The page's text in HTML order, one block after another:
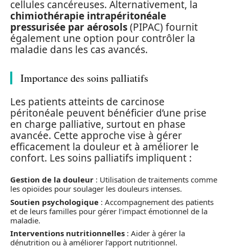
cellules cancéreuses. Alternativement, la
chimiothérapie intrapéritonéale
pressurisée par aérosols(PIPAC) fournit
également une option pour contrôler la
maladie dans les cas avancés.
Importance des soins palliatifs
Les patients atteints de carcinose
péritonéale peuvent bénéficier d’une prise
en charge palliative, surtout en phase
avancée. Cette approche vise à gérer
efficacement la douleur et à améliorer le
confort. Les soins palliatifs impliquent :
Gestion de la douleur : Utilisation de traitements comme
les opioïdes pour soulager les douleurs intenses.
Soutien psychologique : Accompagnement des patients
et de leurs familles pour gérer l’impact émotionnel de la
maladie.
Interventions nutritionnelles : Aider à gérer la
dénutrition ou à améliorer l’apport nutritionnel.